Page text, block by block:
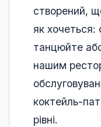
створений,
як хочеться:
танцюйте
нашим
коктейль-
рівні.